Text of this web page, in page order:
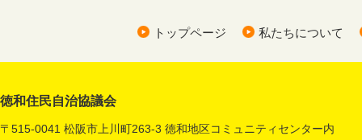
トップページ 私たちについて
徳和住民自治協議会
〒515-0041 松阪市上川町263-3 徳和地区コミュニティセンター内